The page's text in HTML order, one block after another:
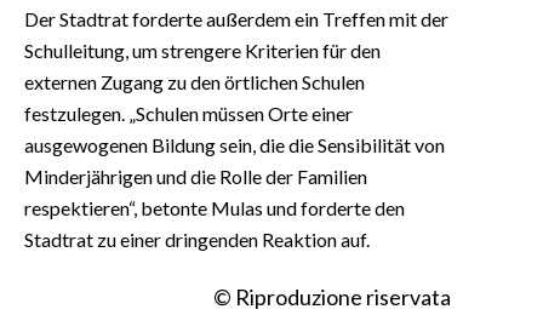
Der Stadtrat forderte außerdem ein Treffen mit der
Schulleitung, um strengere Kriterien für den
externen Zugang zu den örtlichen Schulen
festzulegen. „Schulen müssen Orte einer
ausgewogenen Bildung sein, die die Sensibilität von
Minderjährigen und die Rolle der Familien
respektieren“, betonte Mulas und forderte den
Stadtrat zu einer dringenden Reaktion auf.
© Riproduzione riservata